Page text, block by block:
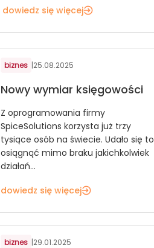
dowiedz się więcej
biznes |25.08.2025
Nowy wymiar księgowości
Z oprogramowania firmy
SpiceSolutions korzysta już trzy
tysiące osób na świecie. Udało się to
osiągnąć mimo braku jakichkolwiek
działań...
dowiedz się więcej
biznes |29.01.2025